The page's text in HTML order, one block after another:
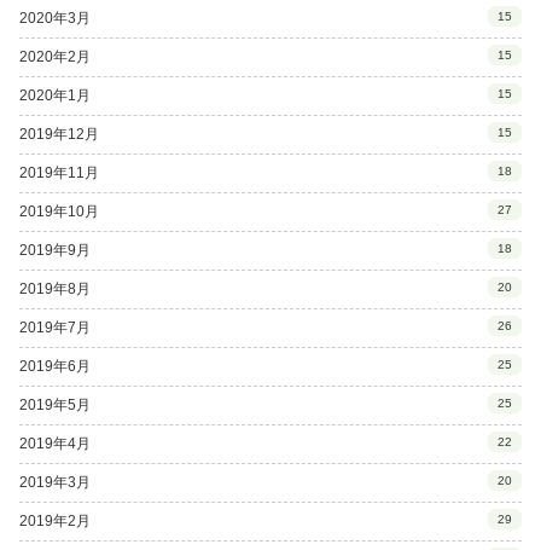
2020年3月 15
2020年2月 15
2020年1月 15
2019年12月 15
2019年11月 18
2019年10月 27
2019年9月 18
2019年8月 20
2019年7月 26
2019年6月 25
2019年5月 25
2019年4月 22
2019年3月 20
2019年2月 29